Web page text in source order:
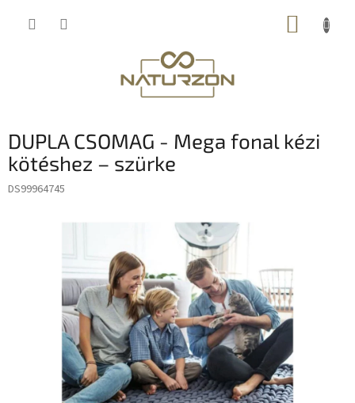
KOSÁR
DUPLA CSOMAG - Mega fonal kézi
kötéshez – szürke
DS99964745